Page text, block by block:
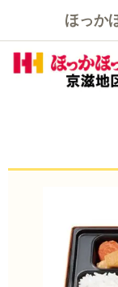
ほっか